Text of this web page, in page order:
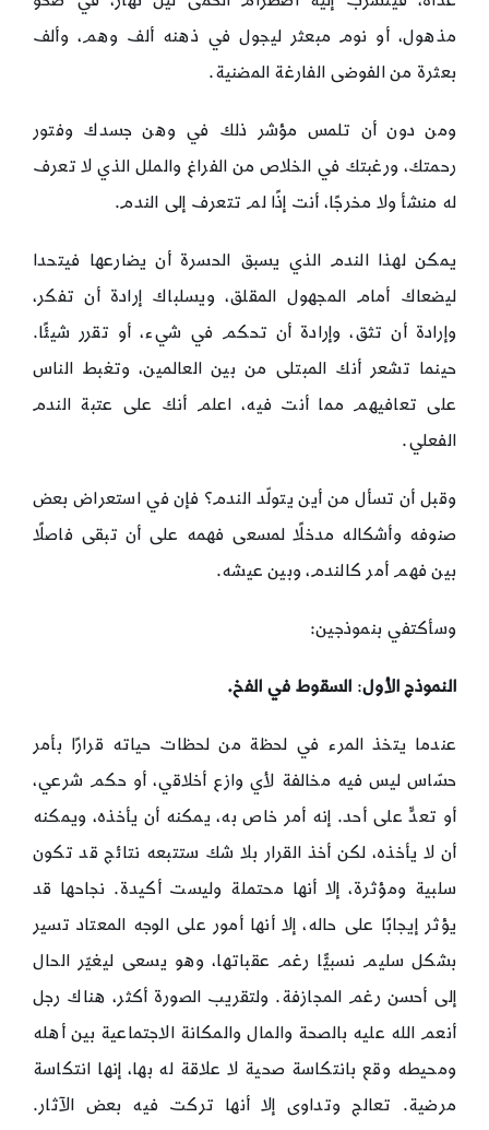
مذهول، أو نوم مبعثر ليجول في ذهنه ألف وهم، وألف
بعثرة من الفوضى الفارغة المضنية.
ومن دون أن تلمس مؤشر ذلك في وهن جسدك وفتور
رحمتك، ورغبتك في الخلاص من الفراغ والملل الذي لا تعرف
له منشأ ولا مخرجًا، أنت إذًا لم تتعرف إلى الندم.
يمكن لهذا الندم الذي يسبق الحسرة أن يضارعها فيتحدا
ليضعاك أمام المجهول المقلق، ويسلباك إرادة أن تفكر،
وإرادة أن تثق، وإرادة أن تحكم في شيء، أو تقرر شيئًا.
حينما تشعر أنك المبتلى من بين العالمين، وتغبط الناس
على تعافيهم مما أنت فيه، اعلم أنك على عتبة الندم
الفعلي.
وقبل أن تسأل من أين يتولّد الندم؟ فإن في استعراض بعض
صنوفه وأشكاله مدخلًا لمسعى فهمه على أن تبقى فاصلًا
بين فهم أمر كالندم، وبين عيشه.
وسأكتفي بنموذجين:
النموذج الأول: السقوط في الفخ.
عندما يتخذ المرء في لحظة من لحظات حياته قرارًا بأمر
حسّاس ليس فيه مخالفة لأي وازع أخلاقي، أو حكم شرعي،
أو تعدٍّ على أحد. إنه أمر خاص به، يمكنه أن يأخذه، ويمكنه
أن لا يأخذه، لكن أخذ القرار بلا شك ستتبعه نتائج قد تكون
سلبية ومؤثرة، إلا أنها محتملة وليست أكيدة. نجاحها قد
يؤثر إيجابًا على حاله، إلا أنها أمور على الوجه المعتاد تسير
بشكل سليم نسبيًّا رغم عقباتها، وهو يسعى ليغيّر الحال
إلى أحسن رغم المجازفة. ولتقريب الصورة أكثر، هناك رجل
أنعم الله عليه بالصحة والمال والمكانة الاجتماعية بين أهله
ومحيطه وقع بانتكاسة صحية لا علاقة له بها، إنها انتكاسة
مرضية. تعالج وتداوى إلا أنها تركت فيه بعض الآثار.